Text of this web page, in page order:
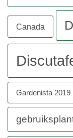
Canada
Gardenista 2019